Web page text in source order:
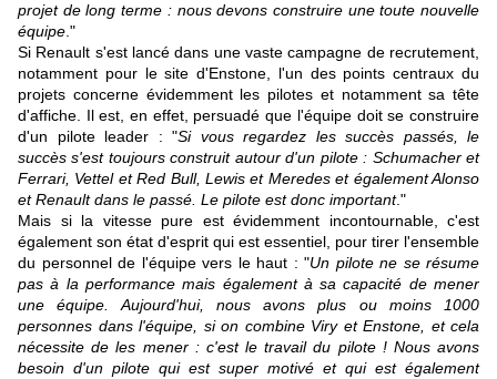
projet de long terme : nous devons construire une toute nouvelle
équipe ."
Si Renault s'est lancé dans une vaste campagne de recrutement,
notamment pour le site d'Enstone, l'un des points centraux du
projets concerne évidemment les pilotes et notamment sa tête
d'affiche. Il est, en effet, persuadé que l'équipe doit se construire
d'un pilote leader : "Si vous regardez les succès passés, le
succès s'est toujours construit autour d'un pilote : Schumacher et
Ferrari, Vettel et Red Bull, Lewis et Meredes et également Alonso
et Renault dans le passé. Le pilote est donc important."
Mais si la vitesse pure est évidemment incontournable, c'est
également son état d'esprit qui est essentiel, pour tirer l'ensemble
du personnel de l'équipe vers le haut : "Un pilote ne se résume
pas à la performance mais également à sa capacité de mener
une équipe. Aujourd'hui, nous avons plus ou moins 1000
personnes dans l'équipe, si on combine Viry et Enstone, et cela
nécessite de les mener : c'est le travail du pilote ! Nous avons
besoin d'un pilote qui est super motivé et qui est également